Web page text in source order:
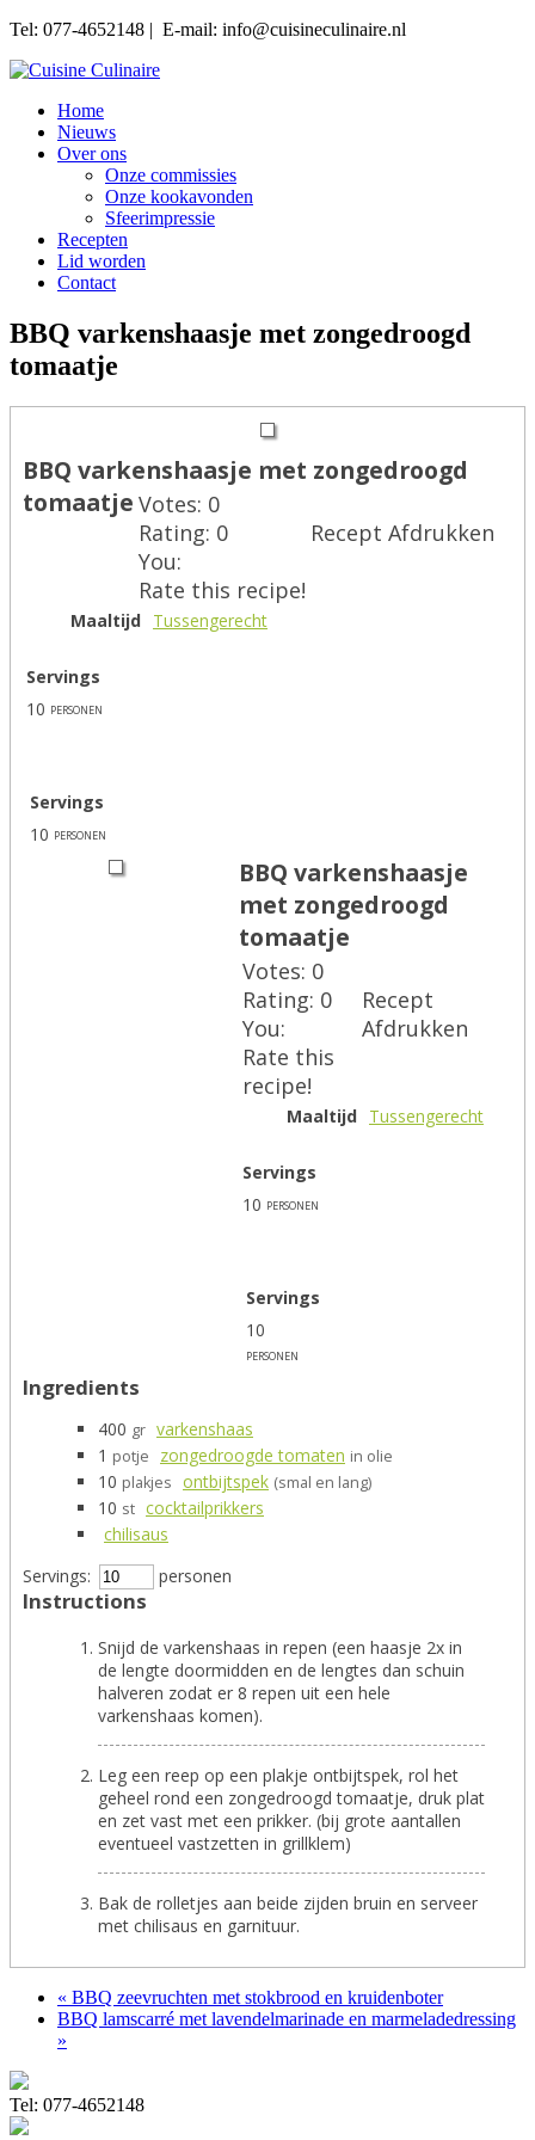
Tel: 077-4652148 | E-mail: info@cuisineculinaire.nl
Home
Nieuws
Over ons
Onze commissies
Onze kookavonden
Sfeerimpressie
Recepten
Lid worden
Contact
BBQ varkenshaasje met zongedroogd
tomaatje
BBQ varkenshaasje met zongedroogd
tomaatje Votes: 0
Rating: 0
You:
Rate this recipe!
Recept Afdrukken
Maaltijd Tussengerecht
Servings
10 personen
Servings
10 personen
BBQ varkenshaasje
met zongedroogd
tomaatje
Votes: 0
Rating: 0
You:
Rate this
recipe!
Recept
Afdrukken
Maaltijd Tussengerecht
Servings
10 personen
Servings
10
personen
Ingredients
400 gr varkenshaas
1 potje zongedroogde tomaten in olie
10 plakjes ontbijtspek (smal en lang)
10 st cocktailprikkers
chilisaus
Servings:
personen
Instructions
Snijd de varkenshaas in repen (een haasje 2x in
de lengte doormidden en de lengtes dan schuin
halveren zodat er 8 repen uit een hele
varkenshaas komen).
Leg een reep op een plakje ontbijtspek, rol het
geheel rond een zongedroogd tomaatje, druk plat
en zet vast met een prikker. (bij grote aantallen
eventueel vastzetten in grillklem)
Bak de rolletjes aan beide zijden bruin en serveer
met chilisaus en garnituur.
« BBQ zeevruchten met stokbrood en kruidenboter
BBQ lamscarré met lavendelmarinade en marmeladedressing
»
Tel: 077-4652148